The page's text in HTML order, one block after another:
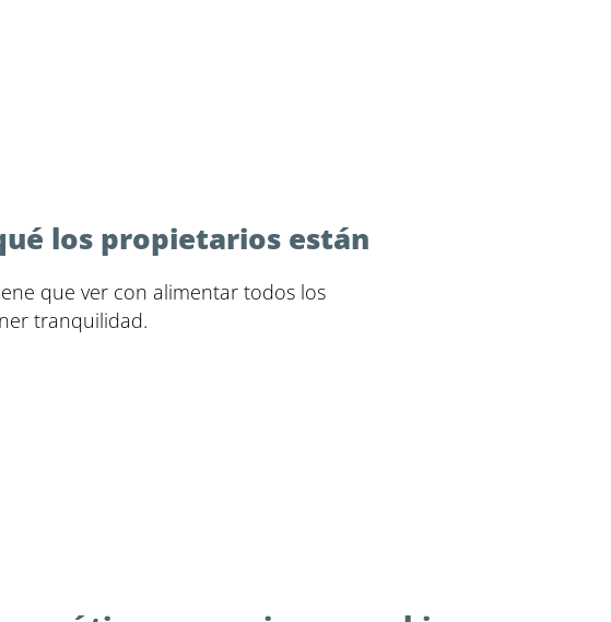
los propietarios están
que ver con alimentar todos los
tranquilidad.